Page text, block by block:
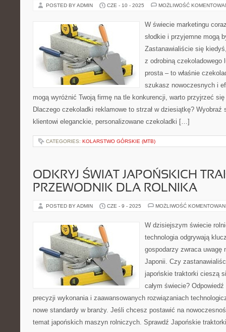
POSTED BY ADMIN CZE - 10 - 2025 MOŻLIWOŚĆ
W świecie marketingu
słodkie i przyjemne mogą
Zastanawialiście się
z odrobiną czekoladowego
prosta – to właśnie
szukasz nowoczesnych i
mogą wyróżnić Twoją firmę na tle konkurencji, warto przyjrzeć
Dlaczego czekoladki reklamowe to strzał w dziesiątkę?
klientowi eleganckie, personalizowane czekoladki […]
CATEGORIES: KOLARSTWO GÓRSKIE (MTB)
ODKRYJ ŚWIAT JAPOŃSKICH
PRZEWODNIK DLA ROLNIKA
POSTED BY ADMIN CZE - 9 - 2025 MOŻLIWOŚĆ
W dzisiejszym świecie
technologia odgrywają
gospodarzy zwraca uwagę
Japonii. Czy
japońskie traktorki cieszą
całym świecie?
precyzji wykonania i zaawansowanych rozwiązaniach
nowe standardy w branży. Jeśli chcesz postawić na
temat japońskich maszyn rolniczych. Sprawdź Japońskie